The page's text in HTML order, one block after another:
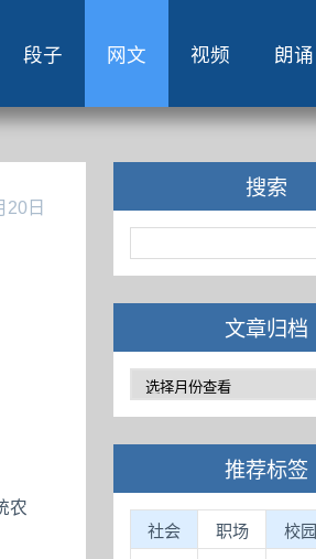
段子 网文 视频 朗诵
20日
农
搜索
文章归档
推荐标签
社会 职场 校园